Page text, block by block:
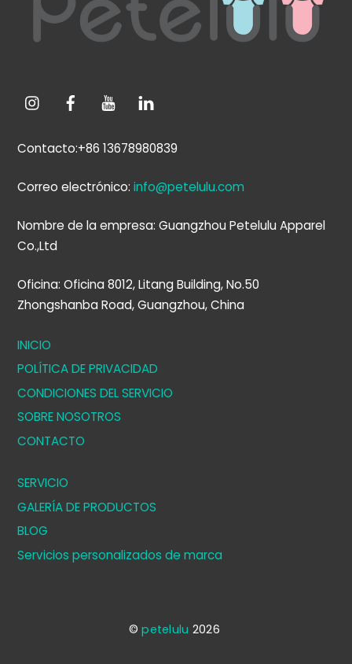
Contacto:+86 13678980839
Correo electrónico:info@petelulu.com
Nombre de la empresa: Guangzhou Petelulu Apparel
Co.,Ltd
Oficina: Oficina 8012, Litang Building, No.50
Zhongshanba Road, Guangzhou, China
INICIO
POLÍTICA DE PRIVACIDAD
CONDICIONES DEL SERVICIO
SOBRE NOSOTROS
CONTACTO
SERVICIO
GALERÍA DE PRODUCTOS
BLOG
Servicios personalizados de marca
©petelulu 2026